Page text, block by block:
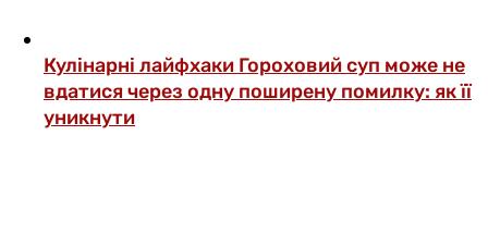
Кулінарні лайфхаки Гороховий суп може не
вдатися через одну поширену помилку: як її
уникнути